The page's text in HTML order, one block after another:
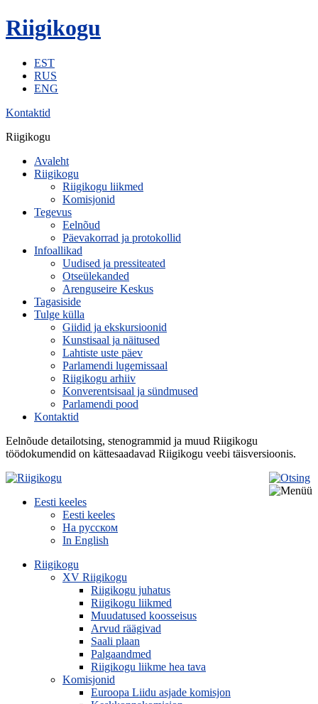
Riigikogu
EST
RUS
ENG
Kontaktid
Riigikogu
Avaleht
Riigikogu
Riigikogu liikmed
Komisjonid
Tegevus
Eelnõud
Päevakorrad ja protokollid
Infoallikad
Uudised ja pressiteated
Otseülekanded
Arenguseire Keskus
Tagasiside
Tulge külla
Giidid ja ekskursioonid
Kunstisaal ja näitused
Lahtiste uste päev
Parlamendi lugemissaal
Riigikogu arhiiv
Konverentsisaal ja sündmused
Parlamendi pood
Kontaktid
Eelnõude detailotsing, stenogrammid ja muud Riigikogu
töödokumendid on kättesaadavad Riigikogu veebi täisversioonis.
Eesti keeles
Eesti keeles
На русском
In English
Riigikogu
XV Riigikogu
Riigikogu juhatus
Riigikogu liikmed
Muudatused koosseisus
Arvud räägivad
Saali plaan
Palgaandmed
Riigikogu liikme hea tava
Komisjonid
Euroopa Liidu asjade komisjon